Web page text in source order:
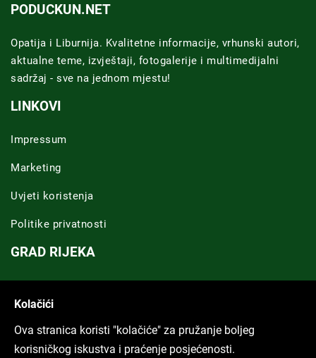
PODUCKUN.NET
Opatija i Liburnija. Kvalitetne informacije, vrhunski autori,
aktualne teme, izvještaji, fotogalerije i multimedijalni
sadržaj - sve na jednom mjestu!
LINKOVI
Impressum
Marketing
Uvjeti koristenja
Politike privatnosti
GRAD RIJEKA
ARHIVA TEKSTOVA
Kolačići
Ova stranica koristi "kolačiće" za pružanje boljeg
korisničkog iskustva i praćenje posjećenosti.